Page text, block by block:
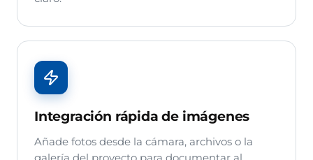
Integración rápida de imágenes
Añade fotos desde la cámara, archivos o la
galería del proyecto para documentar al